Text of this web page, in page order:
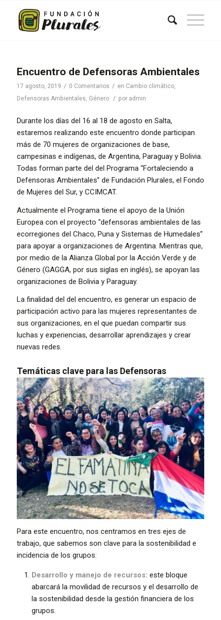
Encuentro de Defensoras Ambientales
17 agosto, 2019 / 0 Comentarios / en Cambio climático,
Defensoras Ambientales, Género / por admin
Durante los días del 16 al 18 de agosto en Salta,
estaremos realizando este encuentro donde participan
más de 70 mujeres de organizaciones de base,
campesinas e indígenas, de Argentina, Paraguay y Bolivia.
Todas forman parte del del Programa “Fortaleciendo a
Defensoras Ambientales” de Fundación Plurales, el Fondo
de Mujeres del Sur, y CCIMCAT.
Actualmente el Programa tiene el apoyo de la Unión
Europea con el proyecto “defensoras ambientales de las
ecorregiones del Chaco, Puna y Sistemas de Humedales”
para apoyar a organizaciones de Argentina. Mientras que,
por medio de la Alianza Global por la Acción Verde y de
Género (GAGGA, por sus siglas en inglés), se apoyan las
organizaciones de Bolivia y Paraguay.
La finalidad del del encuentro, es generar un espacio de
participación activo para las mujeres representantes de
sus organizaciones, en el que puedan compartir sus
luchas y experiencias, desarrollar aprendizajes y crear
nuevas redes.
Temáticas clave para las Defensoras
Para este encuentro, nos centramos en tres ejes de
trabajo, que sabemos son clave para la sostenibilidad e
incidencia de los grupos:
Desarrollo y manejo de recursos: este bloque
abarcará la movilidad de recursos y el desarrollo de
la sostenibilidad desde la gestión financiera de los
grupos.